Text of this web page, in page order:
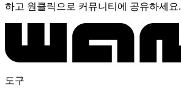
하고 원클릭으로 커뮤니티에 공유하세요.
도구